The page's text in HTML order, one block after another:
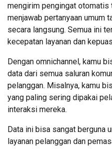
mengirim pengingat otomatis
menjawab pertanyaan umum
secara langsung. Semua ini
kecepatan layanan dan
Dengan omnichannel, kamu
data dari semua saluran
pelanggan. Misalnya, kamu
yang paling sering dipakai
interaksi mereka.
Data ini bisa sangat berguna
layanan pelanggan dan